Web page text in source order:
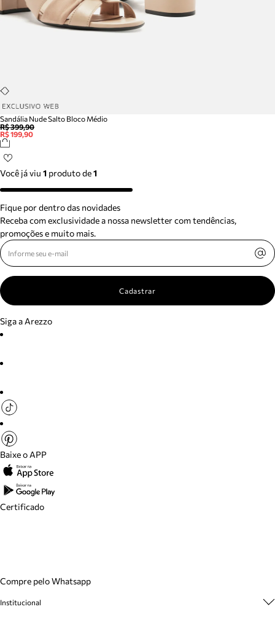
Sandália Nude Salto Bloco Médio
R$ 399,90
R$ 199,90
Você já viu 1 produtode1
Fique por dentro das novidades
Receba com exclusividade a nossa newsletter com tendências,
promoções e muito mais.
Cadastrar
Siga a Arezzo
Baixe o APP
Certificado
Compre pelo Whatsapp
Institucional